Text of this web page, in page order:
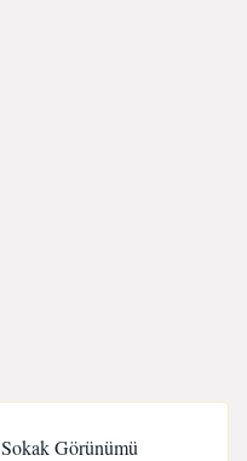
Sokak Görünümü